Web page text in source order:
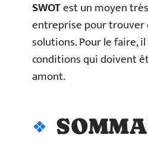
SWOTest un moyen
entreprise pour trouver
solutions. Pour le faire,
conditions qui doivent
amont.